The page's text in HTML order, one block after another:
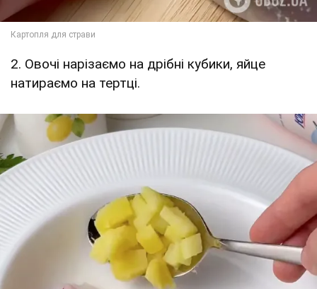
2. Овочі нарізаємо на дрібні кубики, яйце
натираємо на тертці.